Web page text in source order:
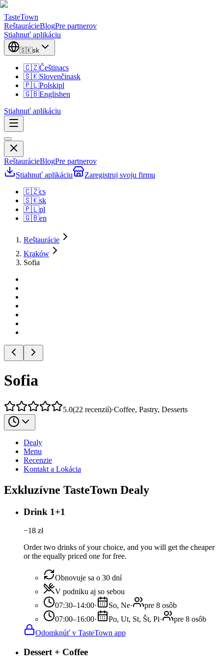
TasteTown
ReštaurácieBlogPre partnerov
Stiahnuť aplikáciu
🇸🇰sk
🇨🇿Češtinacs
🇸🇰Slovenčinask
🇵🇱Polskipl
🇬🇧Englishen
Stiahnuť aplikáciu
ReštaurácieBlogPre partnerov
Stiahnuť aplikáciu
Zaregistruj svoju firmu
🇨🇿cs
🇸🇰sk
🇵🇱pl
🇬🇧en
Reštaurácie
Kraków
Sofia
Sofia
5.0(22 recenzií)·Coffee, Pastry, Desserts
Dealy
Menu
Recenzie
Kontakt a Lokácia
Exkluzívne TasteTown Dealy
Drink 1+1
−18 zł
Order two drinks of your choice, and you will get the cheaper
or the equally priced one for free.
Obnovuje sa o 30 dní
V podniku aj so sebou
07:30–14:00· So, Ne·
pre 8 osôb
07:00–16:00· Po, Ut, St, Št, Pi·
pre 8 osôb
Odomknúť v TasteTown app
Dessert + Coffee